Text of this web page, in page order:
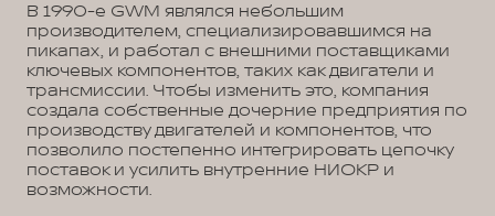
В 1990-е GWM являлся небольшим
производителем, специализировавшимся на
пикапах, и работал с внешними поставщиками
ключевых компонентов, таких как двигатели и
трансмиссии. Чтобы изменить это, компания
создала собственные дочерние предприятия по
производству двигателей и компонентов, что
позволило постепенно интегрировать цепочку
поставок и усилить внутренние НИОКР и
возможности.